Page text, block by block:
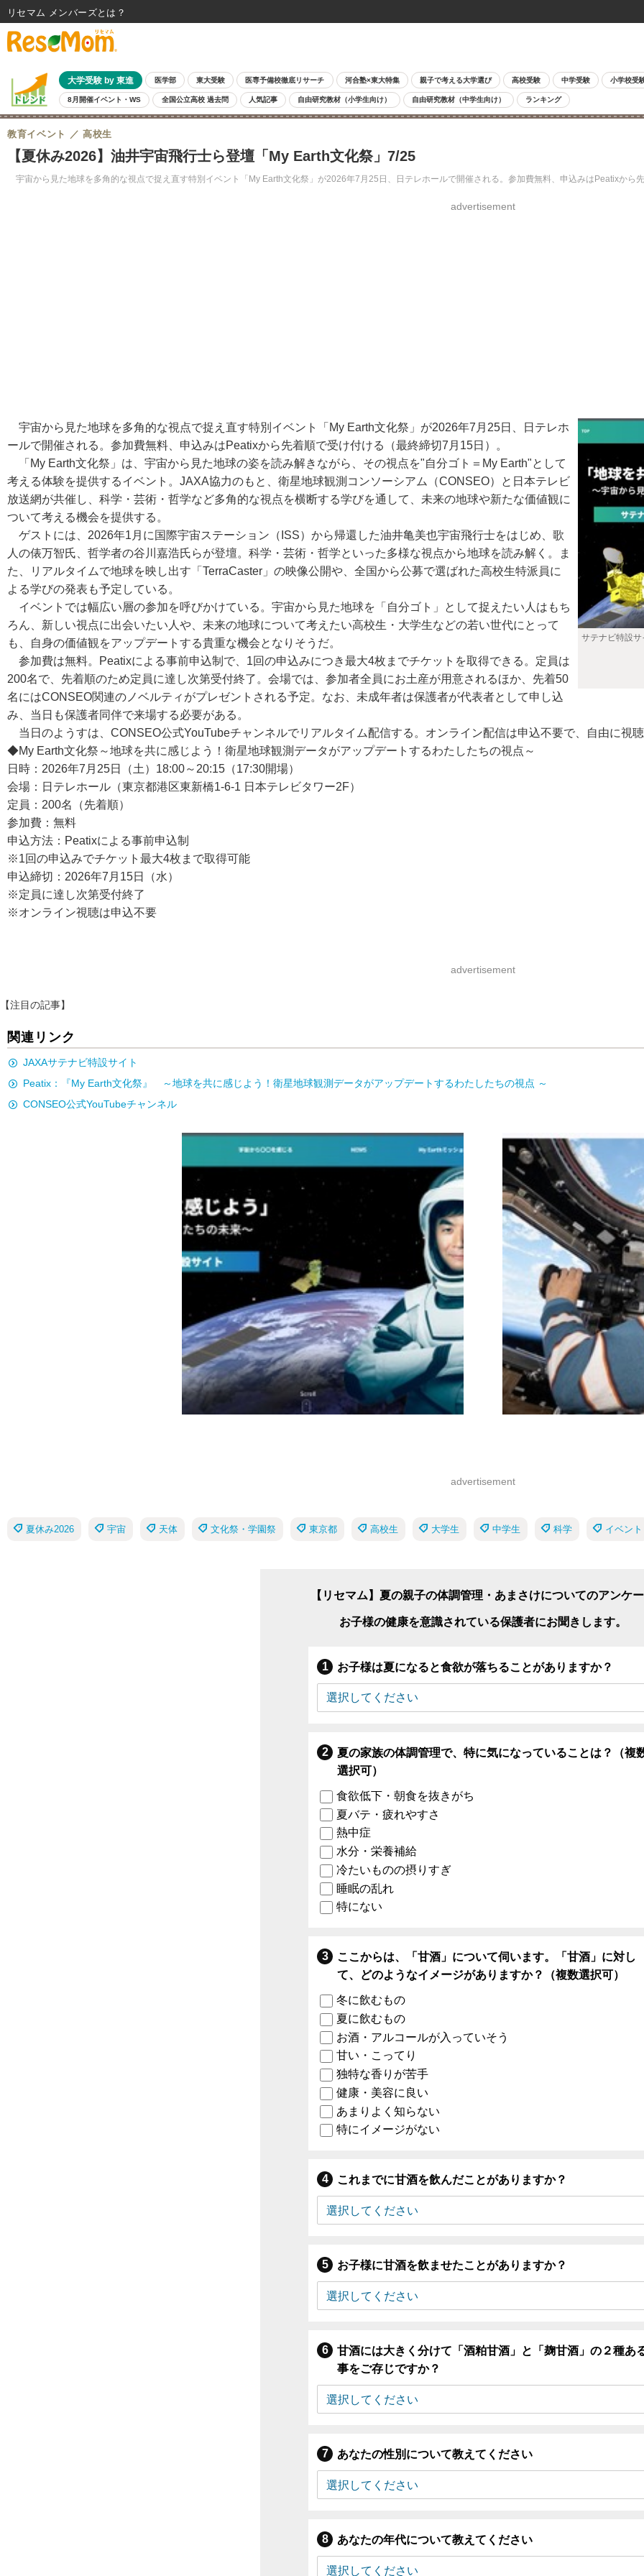
大学受験 by 東進 医学部 東大受験 医専予備校徹底リサーチ 河合塾×東大特集 親子で考える大学選び 高校受験 中学受験 小学校受
8月開催イベント・WS 全国公立高校 過去問 人気記事 自由研究教材（小学生向け） 自由研究教材（中学生向け） ランキング
【夏休み2026】油井宇宙飛行士ら登壇「My Earth文化祭」7/25
宇宙から見た地球を多角的な視点で捉え直す特別イベント「My Earth文化祭」が2026年7月25日、日テレホールで開催される。参加費無料、申込みはPeatixから
教育イベント 高校生
advertisement
サテナビ特設サ
宇宙から見た地球を多角的な視点で捉え直す特別イベント「My Earth文化祭」が2026年7月25日、日テレホ
ールで開催される。参加費無料、申込みはPeatixから先着順で受け付ける（最終締切7月15日）。
「My Earth文化祭」は、宇宙から見た地球の姿を読み解きながら、その視点を"自分ゴト＝My Earth"として
考える体験を提供するイベント。JAXA協力のもと、衛星地球観測コンソーシアム（CONSEO）と日本テレビ
放送網が共催し、科学・芸術・哲学など多角的な視点を横断する学びを通して、未来の地球や新たな価値観に
ついて考える機会を提供する。
ゲストには、2026年1月に国際宇宙ステーション（ISS）から帰還した油井亀美也宇宙飛行士をはじめ、歌
人の俵万智氏、哲学者の谷川嘉浩氏らが登壇。科学・芸術・哲学といった多様な視点から地球を読み解く。ま
た、リアルタイムで地球を映し出す「TerraCaster」の映像公開や、全国から公募で選ばれた高校生特派員に
よる学びの発表も予定している。
イベントでは幅広い層の参加を呼びかけている。宇宙から見た地球を「自分ゴト」として捉えたい人はもち
ろん、新しい視点に出会いたい人や、未来の地球について考えたい高校生・大学生などの若い世代にとって
も、自身の価値観をアップデートする貴重な機会となりそうだ。
参加費は無料。Peatixによる事前申込制で、1回の申込みにつき最大4枚までチケットを取得できる。定員は
200名で、先着順のため定員に達し次第受付終了。会場では、参加者全員にお土産が用意されるほか、先着50
名にはCONSEO関連のノベルティがプレゼントされる予定。なお、未成年者は保護者が代表者として申し込
み、当日も保護者同伴で来場する必要がある。
当日のようすは、CONSEO公式YouTubeチャンネルでリアルタイム配信する。オンライン配信は申込不要で、自由に視
◆My Earth文化祭～地球を共に感じよう！衛星地球観測データがアップデートするわたしたちの視点～
日時：2026年7月25日（土）18:00～20:15（17:30開場）
会場：日テレホール（東京都港区東新橋1-6-1 日本テレビタワー2F）
定員：200名（先着順）
参加費：無料
申込方法：Peatixによる事前申込制
※1回の申込みでチケット最大4枚まで取得可能
申込締切：2026年7月15日（水）
※定員に達し次第受付終了
※オンライン視聴は申込不要
advertisement
【注目の記事】
関連リンク
JAXAサテナビ特設サイト
Peatix：『My Earth文化祭』 ～地球を共に感じよう！衛星地球観測データがアップデートするわたしたちの視点 ～
CONSEO公式YouTubeチャンネル
advertisement
夏休み2026 宇宙 天体 文化祭・学園祭 東京都 高校生 大学生 中学生 科学 イベント
【リセマム】夏の親子の体調管理・あまさけについてのアンケ
お子様の健康を意識されている保護者にお聞きします。
お子様は夏になると食欲が落ちることがありますか？
夏の家族の体調管理で、特に気になっていることは？（複
選択可）
食欲低下・朝食を抜きがち
夏バテ・疲れやすさ
熱中症
水分・栄養補給
冷たいものの摂りすぎ
睡眠の乱れ
特にない
ここからは、「甘酒」について伺います。「甘酒」に対し
て、どのようなイメージがありますか？（複数選択可）
冬に飲むもの
夏に飲むもの
お酒・アルコールが入っていそう
甘い・こってり
独特な香りが苦手
健康・美容に良い
あまりよく知らない
特にイメージがない
これまでに甘酒を飲んだことがありますか？
お子様に甘酒を飲ませたことがありますか？
甘酒には大きく分けて「酒粕甘酒」と「麹甘酒」の２種あ
事をご存じですか？
あなたの性別について教えてください
あなたの年代について教えてください
リセマム メンバーズ